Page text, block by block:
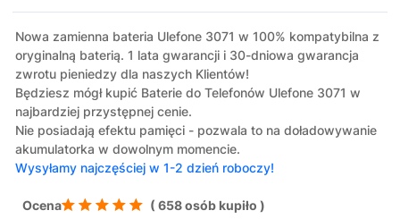
Nowa zamienna bateria Ulefone 3071 w 100% kompatybilna z
oryginalną baterią. 1 lata gwarancji i 30-dniowa gwarancja
zwrotu pieniedzy dla naszych Klientów!
Będziesz mógł kupić Baterie do Telefonów Ulefone 3071 w
najbardziej przystępnej cenie.
Nie posiadają efektu pamięci - pozwala to na doładowywanie
akumulatorka w dowolnym momencie.
Wysyłamy najczęściej w 1-2 dzień roboczy!
Ocena ( 658 osób kupiło )